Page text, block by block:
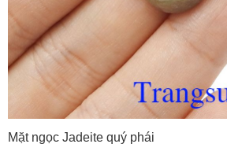
Mặt ngọc Jadeite quý phái